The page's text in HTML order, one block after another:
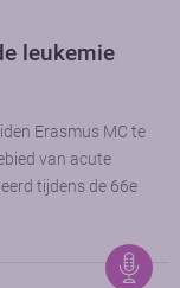
leukemie
Erasmus MC te
van acute
tijdens de 66e